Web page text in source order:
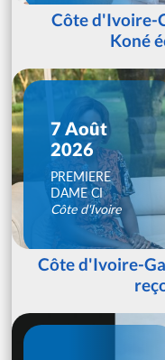
Côte d'Ivoire-
Koné
7 Août
2026
PREMIERE
DAME CI
Côte d'Ivoire
Côte d'Ivoire-